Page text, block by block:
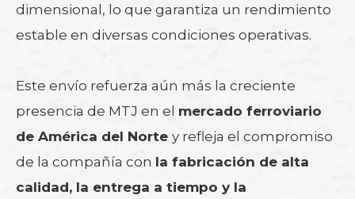
dimensional, lo que garantiza un rendimiento
estable en diversas condiciones operativas.
Este envío refuerza aún más la creciente
presencia de MTJ en el mercado ferroviario
de América del Norte y refleja el compromiso
de la compañía con la fabricación de alta
calidad, la entrega a tiempo y la